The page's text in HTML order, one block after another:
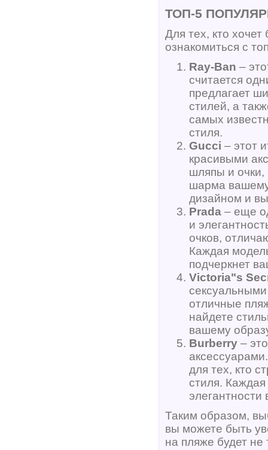
ТОП-5
Для тех, кто
ознакомиться с
Ray-Ban –
считается
предлагает
стилей, а
самых
стиля.
Gucci – этот
красивыми
шляпы и очки,
шарма
дизайном и
Prada – еще
и
очков,
Каждая
подчеркнет
Victoria"s
отличные
найдете
вашему
Burberry –
для тех, кто
стиля.
Таким образом,
вы можете быть
на пляже будет